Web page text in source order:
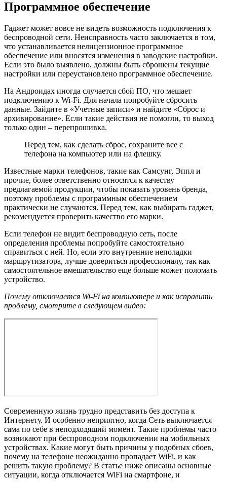
Программное обеспечение
Гаджет может вовсе не видеть возможность подключения к
беспроводной сети. Неисправность часто заключается в том,
что устанавливается нелицензионное программное
обеспечение или вносятся изменения в заводские настройки.
Если это было выявлено, должны быть сброшены текущие
настройки или переустановлено программное обеспечение.
На Андроидах иногда случается сбой ПО, что мешает
подключению к Wi-Fi. Для начала попробуйте сбросить
данные. Зайдите в «Учетные записи» и найдите «Сброс и
архивирование». Если такие действия не помогли, то выход
только один – перепрошивка.
Перед тем, как сделать сброс, сохраните все с
телефона на компьютер или на флешку.
Известные марки телефонов, такие как Самсунг, Эппл и
прочие, более ответственно относятся к качеству
предлагаемой продукции, чтобы показать уровень бренда,
поэтому проблемы с программным обеспечением
практически не случаются. Перед тем, как выбирать гаджет,
рекомендуется проверить качество его марки.
Если телефон не видит беспроводную сеть, после
определения проблемы попробуйте самостоятельно
справиться с ней. Но, если это внутренние неполадки
маршрутизатора, лучше довериться профессионалу, так как
самостоятельное вмешательство еще больше может поломать
устройство.
Почему отключается Wi-Fi на компьютере и как исправить
проблему, смотрите в следующем видео:
Современную жизнь трудно представить без доступа к
Интернету. И особенно неприятно, когда Сеть выключается
сама по себе в неподходящий момент. Такие проблемы часто
возникают при беспроводном подключении на мобильных
устройствах. Какие могут быть причины у подобных сбоев,
почему на телефоне неожиданно пропадает WiFi, и как
решить такую проблему? В статье ниже описаны основные
ситуации, когда отключается WiFi на смартфоне, и